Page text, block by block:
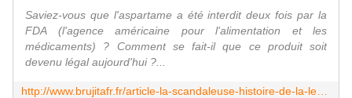
Saviez-vous que l'aspartame a été interdit deux fois par la
FDA (l'agence américaine pour l'alimentation et les
médicaments) ? Comment se fait-il que ce produit soit
devenu légal aujourd'hui ?...